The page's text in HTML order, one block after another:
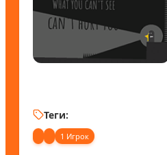
Теги:
1 Игрок